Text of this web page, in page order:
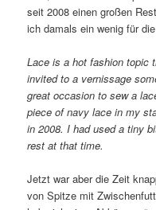
seit 2008 einen großen
ich damals ein wenig für
Lace is a hot fashion topic
invited to a vernissage
great occasion to sew a
piece of navy lace in my
in 2008. I had used a tiny
rest at that time.
Jetzt war aber die Zeit
von Spitze mit